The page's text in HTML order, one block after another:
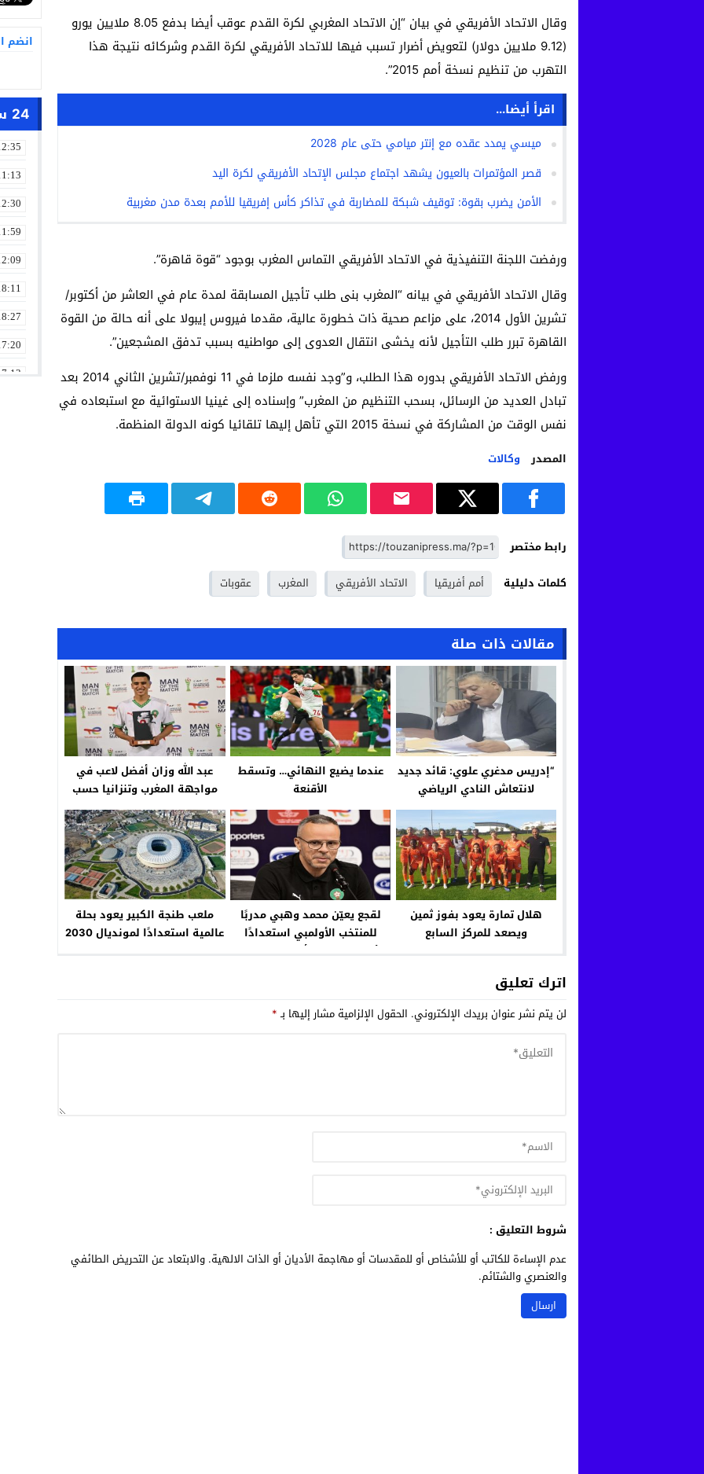
وقال الاتحاد الأفريقي في بيان “إن الاتحاد المغربي لكرة القدم عوقب أيضا بدفع 8.05 ملايين يورو
(9.12 ملايين دولار) لتعويض أضرار تسبب فيها للاتحاد الأفريقي لكرة القدم وشركائه نتيجة هذا
التهرب من تنظيم نسخة أمم 2015”.
اقرأ أيضا...
ميسي يمدد عقده مع إنتر ميامي حتى عام 2028
قصر المؤتمرات بالعيون يشهد اجتماع مجلس الإتحاد الأفريقي لكرة اليد
الأمن يضرب بقوة: توقيف شبكة للمضاربة في تذاكر كأس إفريقيا للأمم بعدة مدن مغربية
ورفضت اللجنة التنفيذية في الاتحاد الأفريقي التماس المغرب بوجود “قوة قاهرة”.
وقال الاتحاد الأفريقي في بيانه “المغرب بنى طلب تأجيل المسابقة لمدة عام في العاشر من أكتوبر/
تشرين الأول 2014، على مزاعم صحية ذات خطورة عالية، مقدما فيروس إيبولا على أنه حالة من القوة
القاهرة تبرر طلب التأجيل لأنه يخشى انتقال العدوى إلى مواطنيه بسبب تدفق المشجعين”.
ورفض الاتحاد الأفريقي بدوره هذا الطلب، و”وجد نفسه ملزما في 11 نوفمبر/تشرين الثاني 2014 بعد
تبادل العديد من الرسائل، بسحب التنظيم من المغرب” وإسناده إلى غينيا الاستوائية مع استبعاده في
نفس الوقت من المشاركة في نسخة 2015 التي تأهل إليها تلقائيا كونه الدولة المنظمة.
المصدر وكالات
رابط مختصر
كلمات دليلية
أمم أفريقيا الاتحاد الأفريقي المغرب عقوبات
مقالات ذات صلة
“إدريس مدغري علوي: قائد جديد
لانتعاش النادي الرياضي
القنيطري لكرة السلة واستعادة
المجد”
عندما يضيع النهائي… وتسقط
الأقنعة
عبد الله وزان أفضل لاعب في
مواجهة المغرب وتنزانيا حسب
اختيارات “الكاف”
هلال تمارة يعود بفوز ثمين
ويصعد للمركز السابع
لقجع يعيّن محمد وهبي مدربًا
للمنتخب الأولمبي استعدادًا
لأولمبياد لوس أنجلوس 2028
ملعب طنجة الكبير يعود بحلة
عالمية استعدادًا لمونديال 2030
اترك تعليق
لن يتم نشر عنوان بريدك الإلكتروني. الحقول الإلزامية مشار إليها بـ*
شروط التعليق :
عدم الإساءة للكاتب أو للأشخاص أو للمقدسات أو مهاجمة الأديان أو الذات الالهية. والابتعاد عن التحريض الطائفي
والعنصري والشتائم.
انضم
24 ساعة